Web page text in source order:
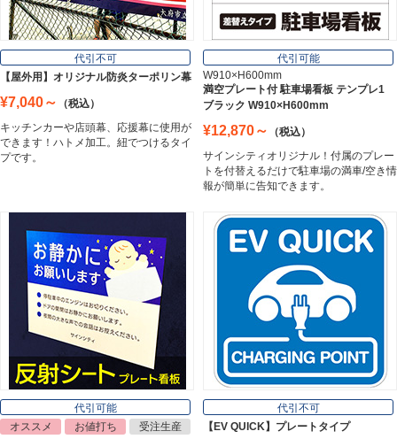
フレーム／看板枠
Frame
Magnet Sheet
インクジェットメディア
Inkjet Media
看板照明
Lighting Equipment
代引不可
【屋外用】オリジナル防炎ターポリン幕
¥7,040～
（税込）
キッチンカーや店頭幕、応援幕に使用が
できます！ハトメ加工。紐でつけるタイ
プです。
代引可能
W910×H600mm
満空プレート付 駐車場看板 テンプレ1
ブラック W910×H600mm
¥12,870～
（税込）
サインシティオリジナル！付属のプレー
トを付替えるだけで駐車場の満車/空き情
報が簡単に告知できます。
代引可能
オススメ
お値打ち
受注生産
代引不可
【EV QUICK】プレートタイプ